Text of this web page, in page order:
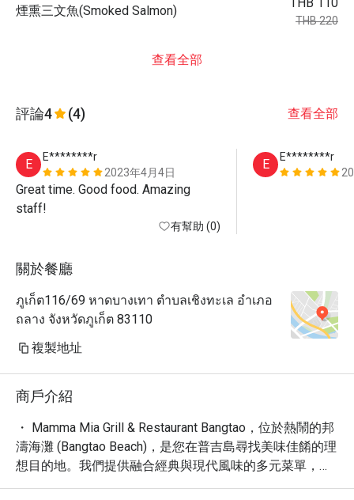
煙熏三文魚(Smoked Salmon)
THB 220
查看全部
評論4 (4) 查看全部
E
E********r
2023年4月4日
Great time. Good food. Amazing
staff!
有幫助 (0)
E
E********r
關於餐廳
ภูเก็ต116/69 หาดบางเทา ตำบลเชิงทะเล อำเภอ
ถลาง จังหวัดภูเก็ต 83110
複製地址
商戶介紹
・ Mamma Mia Grill & Restaurant Bangtao，位於熱鬧的邦
濤海灘 (Bangtao Beach)，是您在普吉島尋找美味佳餚的理
想目的地。我們提供融合經典與現代風味的多元菜單，從
美味的披薩、香嫩的烤扒到道地的泰式料理，應有盡有，